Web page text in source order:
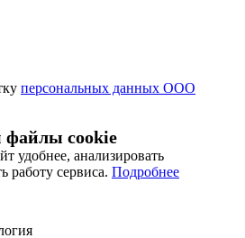
персональных данных ООО
файлы cookie
удобнее, анализировать
работу сервиса. Подробнее